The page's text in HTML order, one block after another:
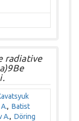
radiative
,Batist
A.,Döring